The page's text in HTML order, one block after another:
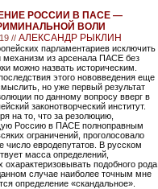
РОССИИ В ПАСЕ —
ВОЛИ
// АЛЕКСАНДР РЫКЛИН
парламентариев исключить
механизм из арсенала ПАСЕ без
можно назвать историческим.
этого нововведения еще
но уже первый результат
по данному вопросу вверг в
законотворческий институт.
на то, что за резолюцию,
Россию в ПАСЕ полноправным
ограничений, проголосовало
число евродепутатов. В русском
масса определений,
подобного рода
случае наиболее точным мне
определение «скандальное».